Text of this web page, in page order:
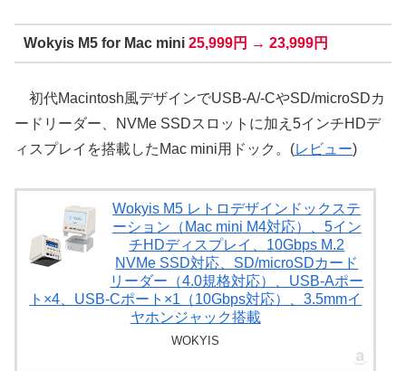
Wokyis M5 for Mac mini 25,999円 → 23,999円
初代Macintosh風デザインでUSB-A/-CやSD/microSDカ
ードリーダー、NVMe SSDスロットに加え5インチHDデ
ィスプレイを搭載したMac mini用ドック。(レビュー)
Wokyis M5 レトロデザインドックステ
ーション（Mac mini M4対応）、5イン
チHDディスプレイ、10Gbps M.2
NVMe SSD対応、SD/microSDカード
リーダー（4.0規格対応）、USB-Aポー
ト×4、USB-Cポート×1（10Gbps対応）、3.5mmイ
ヤホンジャック搭載
WOKYIS